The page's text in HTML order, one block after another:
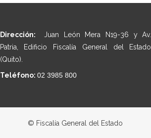
Dirección: Juan León Mera N19-36 y Av.
Patria, Edificio Fiscalía General del Estado
(Quito).
Teléfono: 02 3985 800
© Fiscalía General del Estado